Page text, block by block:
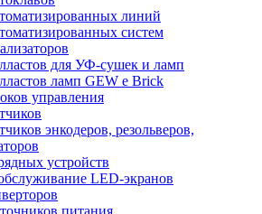
линий
систем
для УФ-сушек и ламп
ламп GEW e Brick
управления
энкодеров, резольверов,
устройств
LED-экранов
питания